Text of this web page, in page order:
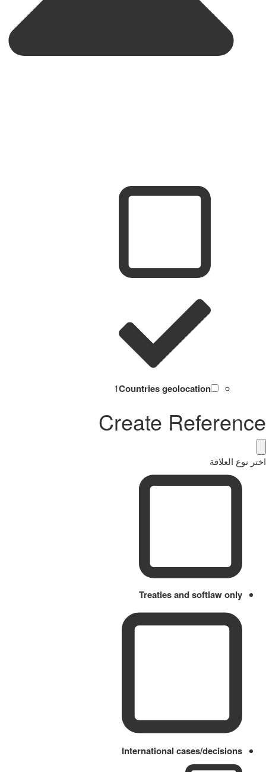
Countries geolocation
1
Create Reference
اختر نوع العلاقة
Treaties and softlaw only
International cases/decisions